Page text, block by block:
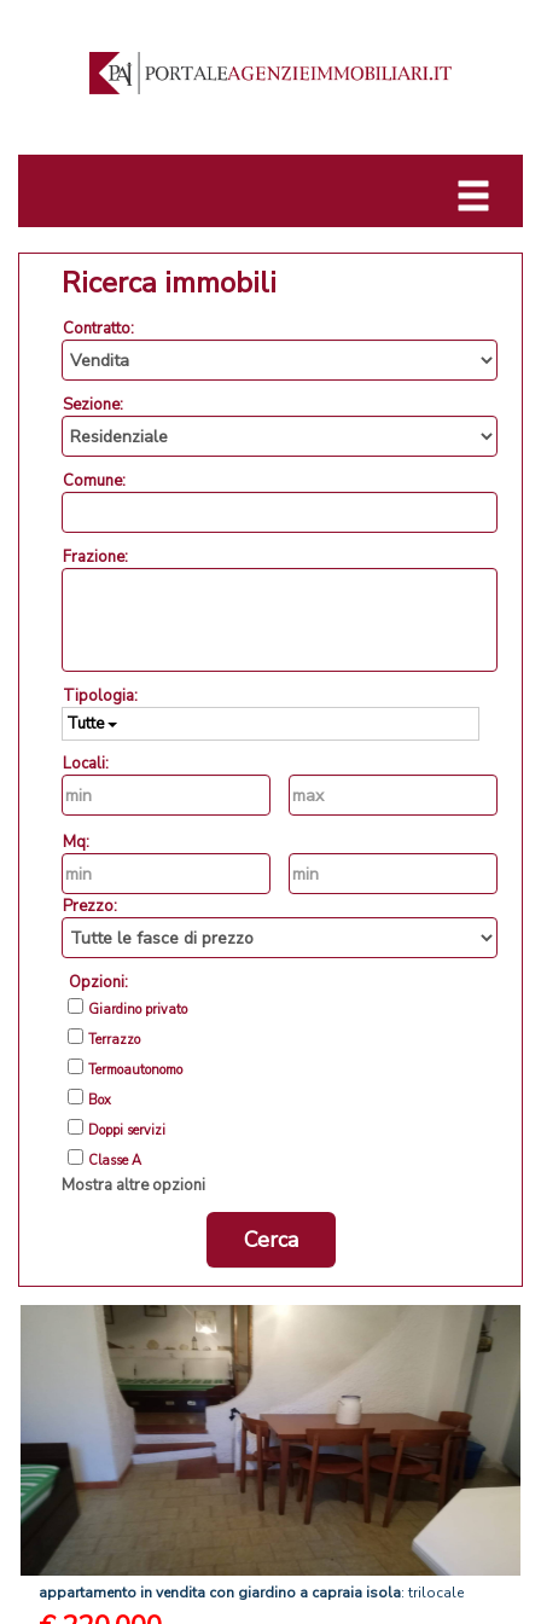
Ricerca immobili
Contratto:
Sezione:
Comune:
Frazione:
Tipologia:
Tutte
Locali:
Mq:
Prezzo:
Opzioni:
Giardino privato
Terrazzo
Termoautonomo
Box
Doppi servizi
Classe A
Mostra altre opzioni
Cerca
appartamento invendita con giardino a capraia isola: trilocale